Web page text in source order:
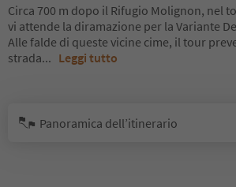
Circa 700 m dopo il Rifugio Molignon, nel
vi attende la diramazione per la Variante
Alle falde di queste vicine cime, il tour
strada... Leggi tutto
Panoramica dell’itinerario